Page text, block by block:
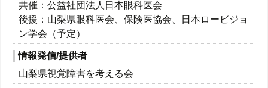
共催：公益社団法人日本眼科医会
後援：山梨県眼科医会、保険医協会、日本ロービジョ
ン学会（予定）
情報発信/提供者
山梨県視覚障害を考える会